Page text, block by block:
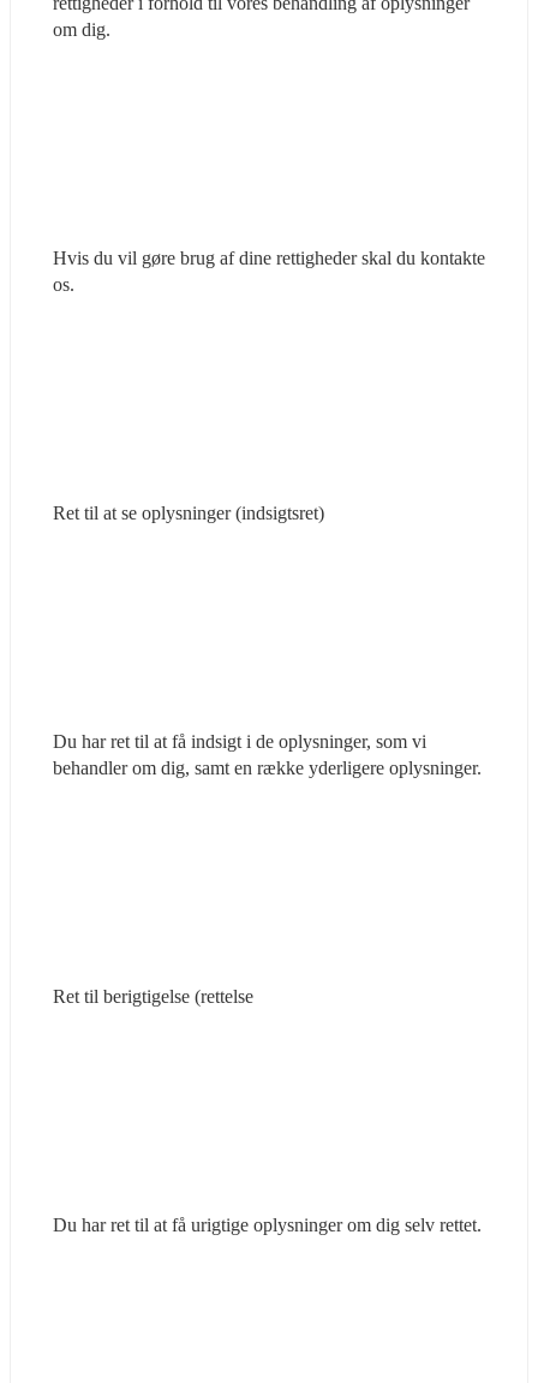
om dig.
Hvis du vil gøre brug af dine rettigheder skal du kontakte
os.
Ret til at se oplysninger (indsigtsret)
Du har ret til at få indsigt i de oplysninger, som vi
behandler om dig, samt en række yderligere oplysninger.
Ret til berigtigelse (rettelse
Du har ret til at få urigtige oplysninger om dig selv rettet.